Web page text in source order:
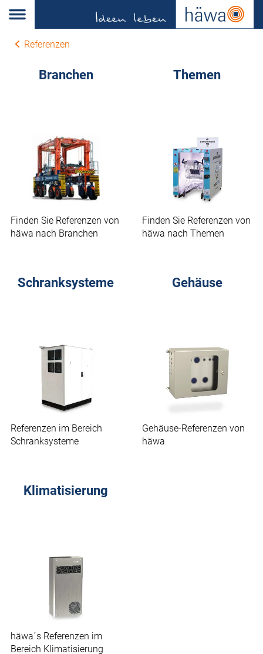
Referenzen
Branchen
Finden Sie Referenzen von
häwa nach Branchen
Themen
Finden Sie Referenzen von
häwa nach Themen
Schranksysteme
Referenzen im Bereich
Schranksysteme
Gehäuse
Gehäuse-Referenzen von
häwa
Klimatisierung
häwa´s Referenzen im
Bereich Klimatisierung